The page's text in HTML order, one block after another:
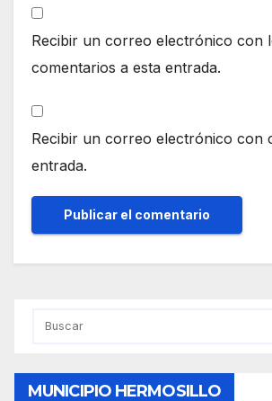
Recibir un correo electrónico con
comentarios a esta entrada.
Recibir un correo electrónico con
entrada.
MUNICIPIO HERMOSILLO